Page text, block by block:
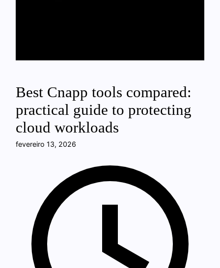
Best Cnapp tools compared:
practical guide to protecting
cloud workloads
fevereiro 13, 2026